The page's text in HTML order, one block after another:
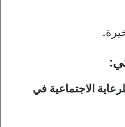
الاجتماعية في